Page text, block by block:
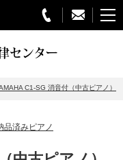
センター
C1-SG 消音付（中古ピアノ）
品済みピアノ